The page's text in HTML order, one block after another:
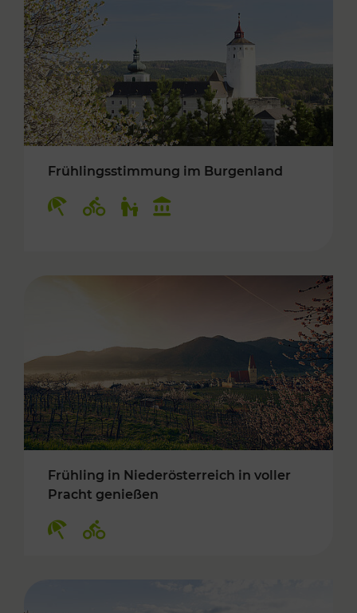
Frühlingsstimmung im Burgenland
Frühling in Niederösterreich in voller
Pracht genießen